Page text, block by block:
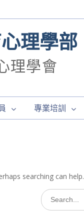
理學部
理學會
專業培訓
searching can help.
Search
for: